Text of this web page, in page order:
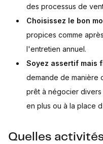
des processus de
Choisissez le bon
propices comme
l'entretien annuel.
Soyez assertif mais
demande de manière
prêt à négocier divers
en plus ou à la place
Quelles